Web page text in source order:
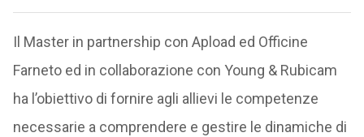
Il Master in partnership con Apload ed Officine
Farneto ed in collaborazione con Young & Rubicam
ha l’obiettivo di fornire agli allievi le competenze
necessarie a comprendere e gestire le dinamiche di